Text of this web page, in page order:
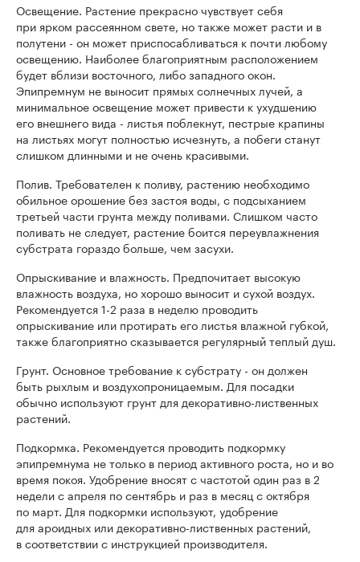
Освещение. Растение прекрасно чувствует себя
при ярком рассеянном свете, но также может расти и в
полутени - он может приспосабливаться к почти любому
освещению. Наиболее благоприятным расположением
будет вблизи восточного, либо западного окон.
Эпипремнум не выносит прямых солнечных лучей, а
минимальное освещение может привести к ухудшению
его внешнего вида - листья поблекнут, пестрые крапины
на листьях могут полностью исчезнуть, а побеги станут
слишком длинными и не очень красивыми.
Полив. Требователен к поливу, растению необходимо
обильное орошение без застоя воды, с подсыханием
третьей части грунта между поливами. Слишком часто
поливать не следует, растение боится переувлажнения
субстрата гораздо больше, чем засухи.
Опрыскивание и влажность. Предпочитает высокую
влажность воздуха, но хорошо выносит и сухой воздух.
Рекомендуется 1-2 раза в неделю проводить
опрыскивание или протирать его листья влажной губкой,
также благоприятно сказывается регулярный теплый душ.
Грунт. Основное требование к субстрату - он должен
быть рыхлым и воздухопроницаемым. Для посадки
обычно используют грунт для декоративно-лиственных
растений.
Подкормка. Рекомендуется проводить подкормку
эпипремнума не только в период активного роста, но и во
время покоя. Удобрение вносят с частотой один раз в 2
недели с апреля по сентябрь и раз в месяц с октября
по март. Для подкормки используют, удобрение
для ароидных или декоративно-лиственных растений,
в соответствии с инструкцией производителя.